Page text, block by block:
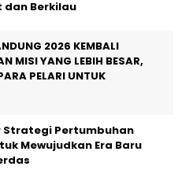
dan Berkilau
2026 KEMBALI
MISI YANG LEBIH BESAR,
PELARI UNTUK
Strategi Pertumbuhan
Mewujudkan Era Baru